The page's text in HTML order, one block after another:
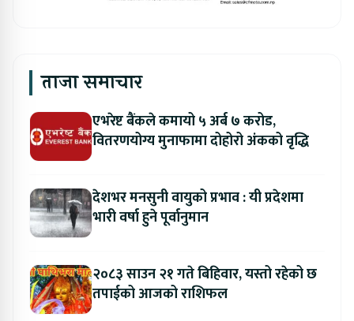
ताजा समाचार
एभरेष्ट बैंकले कमायो ५ अर्ब ७ करोड,
वितरणयोग्य मुनाफामा दोहोरो अंकको वृद्धि
देशभर मनसुनी वायुको प्रभाव : यी प्रदेशमा
भारी वर्षा हुने पूर्वानुमान
२०८३ साउन २१ गते बिहिवार, यस्तो रहेको छ
तपाईको आजको राशिफल